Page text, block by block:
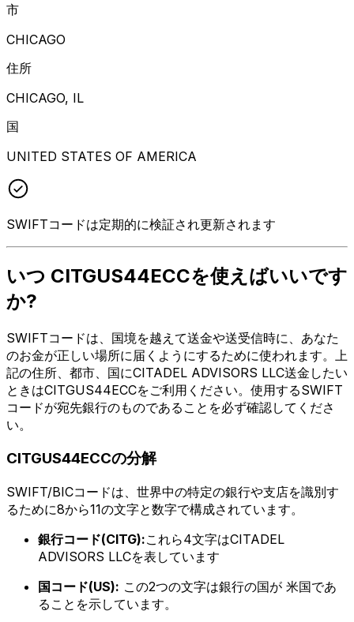
市
CHICAGO
住所
CHICAGO, IL
国
UNITED STATES OF AMERICA
SWIFTコードは定期的に検証され更新されます
いつ CITGUS44ECCを使えばいいです
か?
SWIFTコードは、国境を越えて送金や送受信時に、あなた
のお金が正しい場所に届くようにするために使われます。上
記の住所、都市、国にCITADEL ADVISORS LLC送金したい
ときはCITGUS44ECCをご利用ください。使用するSWIFT
コードが宛先銀行のものであることを必ず確認してくださ
い。
CITGUS44ECCの分解
SWIFT/BICコードは、世界中の特定の銀行や支店を識別す
るために8から11の文字と数字で構成されています。
銀行コード(CITG):これら4文字はCITADEL
ADVISORS LLCを表しています
国コード(US): この2つの文字は銀行の国が 米国であ
ることを示しています。